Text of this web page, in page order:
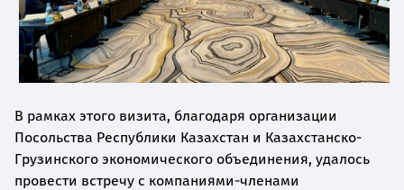
В рамках этого визита, благодаря организации
Посольства Республики Казахстан и Казахстанско-
Грузинского экономического объединения, удалось
провести встречу с компаниями-членами